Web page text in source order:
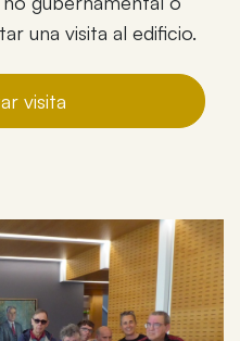
una visita al edificio.
visita